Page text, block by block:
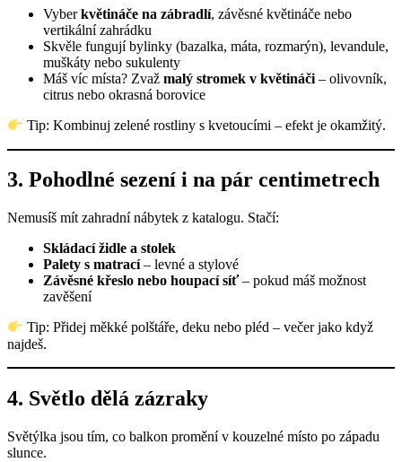
Vyberkvětináče na zábradlí, závěsné květináče nebo
vertikální zahrádku
Skvěle fungují bylinky (bazalka, máta, rozmarýn), levandule,
muškáty nebo sukulenty
Máš víc místa? Zvaž malý stromek v květináči – olivovník,
citrus nebo okrasná borovice
Tip: Kombinuj zelené rostliny s kvetoucími – efekt je okamžitý.
3. Pohodlné sezení i na pár centimetrech
Nemusíš mít zahradní nábytek z katalogu. Stačí:
Skládací židle a stolek
Palety s matrací– levné a stylové
Závěsné křeslo nebo houpací síť– pokud máš možnost
zavěšení
Tip: Přidej měkké polštáře, deku nebo pléd – večer jako když
najdeš.
4. Světlo dělá zázraky
Světýlka jsou tím, co balkon promění v kouzelné místo po západu
slunce.